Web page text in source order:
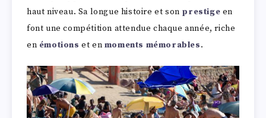
haut niveau. Sa longue histoire et son prestige en
font une compétition attendue chaque année, riche
en émotions et en moments mémorables.